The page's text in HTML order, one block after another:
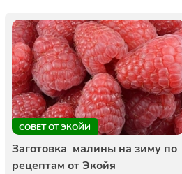
СОВЕТ ОТ ЭКОЙИ
Заготовка малины на зиму по
рецептам от Экойя